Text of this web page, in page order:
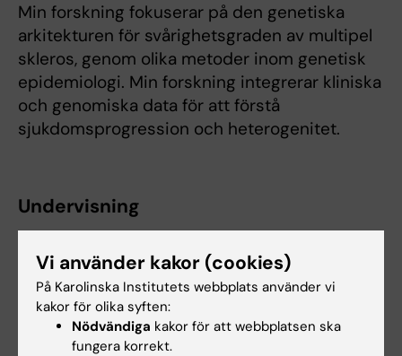
Min forskning fokuserar på den genetiska
arkitekturen för svårighetsgraden av multipel
skleros, genom olika metoder inom genetisk
epidemiologi. Min forskning integrerar kliniska
och genomiska data för att förstå
sjukdomsprogression och heterogenitet.
Undervisning
Jag har deltagit som en del av lärargruppen
för "Grundläggande statistisk genetik och
datavisualisering" (doktorandkurs nr 5308).
Vi använder kakor (cookies)
På Karolinska Institutets webbplats använder vi
kakor för olika syften:
Nödvändiga kakor för att webbplatsen ska
fungera korrekt.